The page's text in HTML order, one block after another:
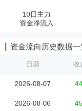
10日主力
资金净流入
资金流向历史数据一
日期 收
2026-08-07
2026-08-06